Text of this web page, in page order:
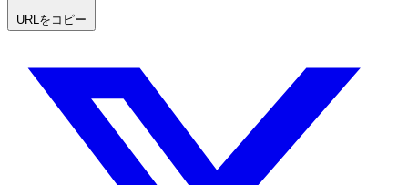
URLをコピー